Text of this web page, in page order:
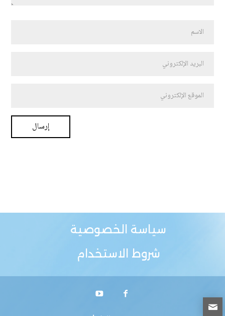
سياسة الخصوصية
شروط الاستخدام